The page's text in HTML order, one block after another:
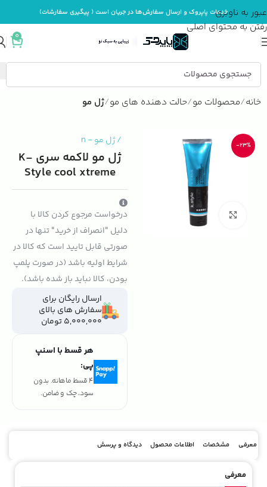
عبور به ناوبری
رفتن به محتوای اصلی
خدمات پاپروک و ارسال سفارش‌ها در جریان است ( پیگیری سفارشات)
0
خانه محصولات مو حالت دهنده های مو ژل مو
-23%
بزرگنمایی تصویر
/ژل مو-
n
ژل مو لاکمه سری K-
Style cool xtreme
درخواست مرجوع کردن کالا با
دلیل "انصراف از خرید" تنها در
صورتی قابل تایید است که کالا در
شرایط اولیه باشد (در صورت پلمپ
بودن، کالا نباید باز شده باشد).
ارسال رایگان برای
سفارش های بالای
5,000,000 تومان
هر قسط با اسنپ
پی:
4 قسط ماهانه. بدون
سود، چک و ضامن.
معرفی مشخصات اطلاعات محصول دیدگاه و پرسش
معرفی